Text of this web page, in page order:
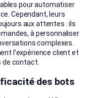
pour automatiser
Cependant, leurs
aux attentes : ils
à personnaliser
complexes.
l’expérience client et
de contact.
des bots